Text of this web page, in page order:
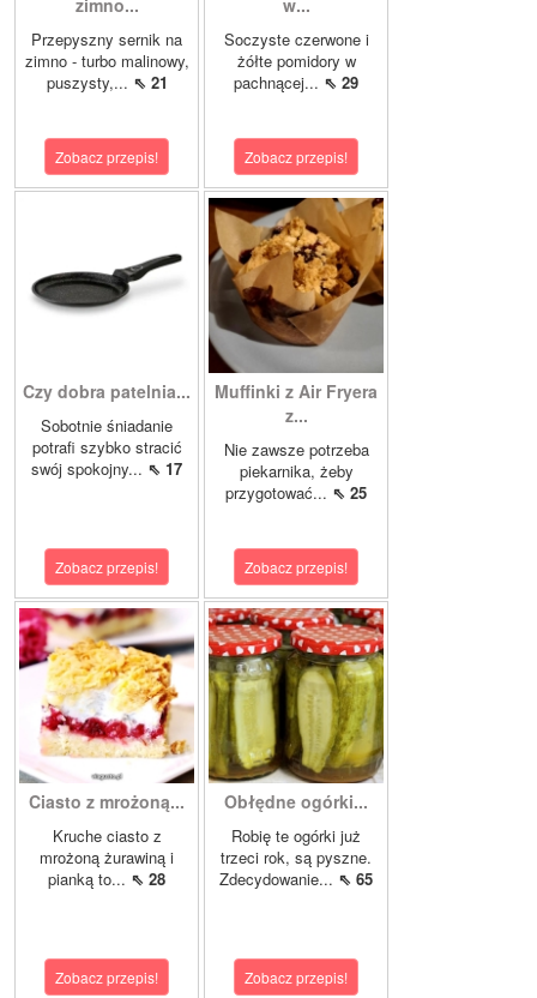
zimno...
Przepyszny sernik na
zimno - turbo malinowy,
puszysty,... ⇖ 21
Zobacz przepis!
w...
Soczyste czerwone i
żółte pomidory w
pachnącej... ⇖ 29
Zobacz przepis!
Czy dobra patelnia...
Sobotnie śniadanie
potrafi szybko stracić
swój spokojny... ⇖ 17
Zobacz przepis!
Muffinki z Air Fryera
z...
Nie zawsze potrzeba
piekarnika, żeby
przygotować... ⇖ 25
Zobacz przepis!
Ciasto z mrożoną...
Kruche ciasto z
mrożoną żurawiną i
pianką to... ⇖ 28
Zobacz przepis!
Obłędne ogórki...
Robię te ogórki już
trzeci rok, są pyszne.
Zdecydowanie... ⇖ 65
Zobacz przepis!